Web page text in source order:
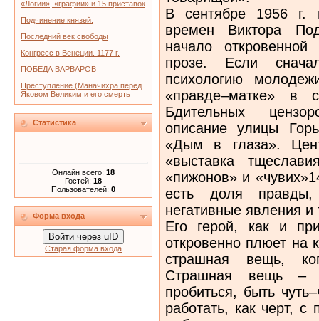
«Логии», «графии» и 15 приставок
Подчинение князей.
Последний век свободы
Конгресс в Венеции. 1177 г.
ПОБЕДА ВАРВАРОВ
Преступление (Маначихра перед
Яковом Великим и его смерть
Статистика
Онлайн всего: 18
Гостей: 18
Пользователей: 0
Форма входа
Войти через uID
Старая форма входа
В сентябре 1956 г.
времен Виктора
начало
прозе. Если
психологию
«правде–матке» в
Бдительных
описание улицы
«Дым в глаза».
«выставка
«пижонов» и
есть доля
негативные явления
Его герой, как и
откровенно плюет на
страшная вещь,
Страшная вещь –
пробиться, быть
работать, как черт,